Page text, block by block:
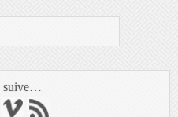
suive…